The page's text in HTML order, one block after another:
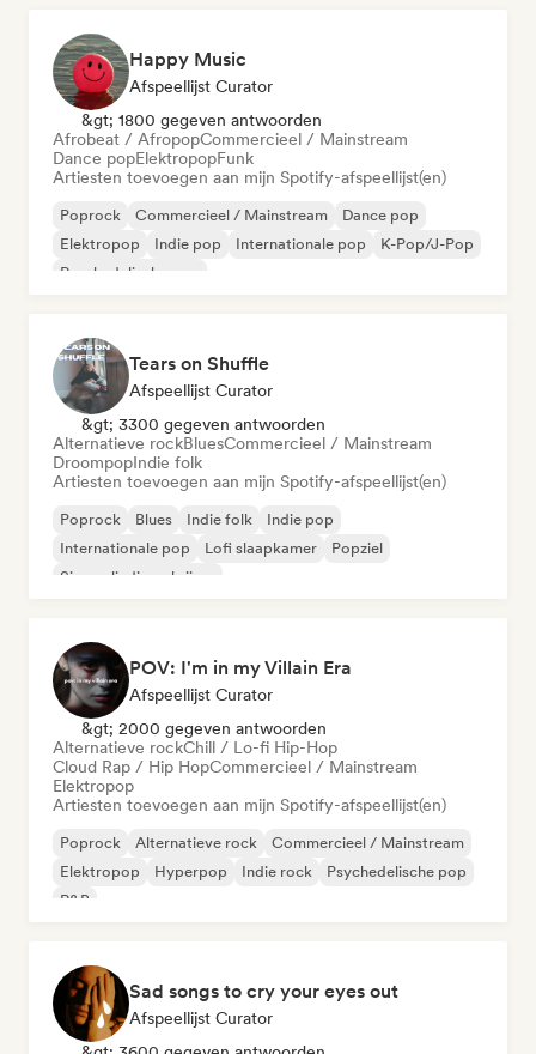
Happy Music
Afspeellijst Curator
&gt; 1800 gegeven antwoorden
Afrobeat / AfropopCommercieel / Mainstream
Dance popElektropopFunk
Artiesten toevoegen aan mijn Spotify-afspeellijst(en)
Poprock Commercieel / Mainstream
Dance pop
Elektropop
Indie pop Internationale pop
K-Pop/J-Pop
Psychedelische pop
Tears on Shuffle
Afspeellijst Curator
&gt; 3300 gegeven antwoorden
Alternatieve rockBluesCommercieel / Mainstream
DroompopIndie folk
Artiesten toevoegen aan mijn Spotify-afspeellijst(en)
Poprock Blues Indie folk
Indie pop
Internationale pop
Lofi slaapkamer
Popziel
Singer-liedjesschrijver
POV: I'm in my Villain Era
Afspeellijst Curator
&gt; 2000 gegeven antwoorden
Alternatieve rockChill / Lo-fi Hip-Hop
Cloud Rap / Hip HopCommercieel / Mainstream
Elektropop
Artiesten toevoegen aan mijn Spotify-afspeellijst(en)
Poprock Alternatieve rock
Commercieel / Mainstream
Elektropop
Hyperpop Indie rock
Psychedelische pop
R&B
Sad songs to cry your eyes out
Afspeellijst Curator